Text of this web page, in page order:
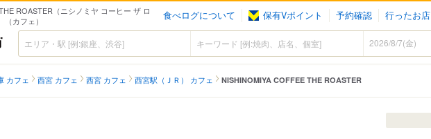
ROASTER（ニシノミヤ コーヒー ザ ロ
カフェ）
食べログについて 保有Vポイント 予約確認 行ったお店
食べログ
カフェ 西宮 カフェ 西宮 カフェ 西宮駅（ＪＲ） カフェ NISHINOMIYA COFFEE THE ROASTER